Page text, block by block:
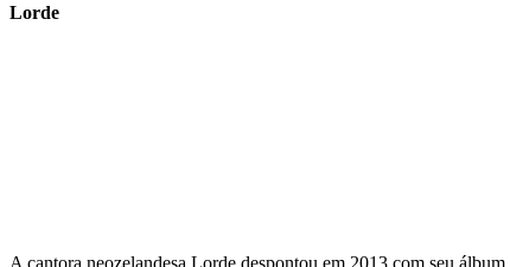
Lorde
A cantora neozelandesa Lorde despontou em 2013 com seu álbum